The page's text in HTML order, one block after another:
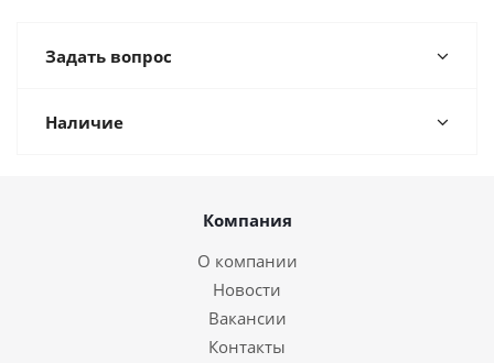
Задать вопрос
Наличие
Компания
О компании
Новости
Вакансии
Контакты